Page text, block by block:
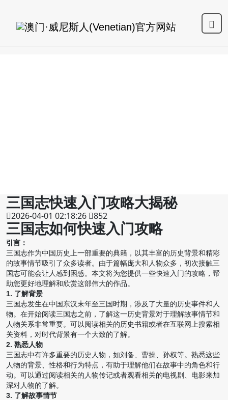
三国志快速入门攻略大揭秘
2026-04-01 02:18:26 852
三国志如何快速入门攻略
引言：
三国志作为中国历史上一部重要的典籍，以其丰富的历史背景和精彩
的故事情节吸引了众多读者。由于篇幅庞大和人物众多，初次接触三
国志可能会让人感到困惑。本文将为您提供一些快速入门的攻略，帮
助您更好地理解和欣赏这部伟大的作品。
1. 了解背景
三国志发生在中国东汉末年至三国时期，涉及了大量的历史事件和人
物。在开始阅读三国志之前，了解这一历史背景对于理解故事情节和
人物关系非常重要。可以阅读相关的历史书籍或者在互联网上搜索相
关资料，对时代背景有一个大致的了解。
2. 熟悉人物
三国志中有许多重要的历史人物，如刘备、曹操、孙权等。熟悉这些
人物的背景、性格和行为特点，有助于理解他们在故事中的角色和行
动。可以通过阅读相关的人物传记或者观看相关的电视剧、电影来加
深对人物的了解。
3. 了解故事情节